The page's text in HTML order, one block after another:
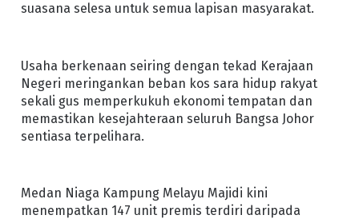
suasana selesa untuk semua lapisan masyarakat.
Usaha berkenaan seiring dengan tekad Kerajaan
Negeri meringankan beban kos sara hidup rakyat
sekali gus memperkukuh ekonomi tempatan dan
memastikan kesejahteraan seluruh Bangsa Johor
sentiasa terpelihara.
Medan Niaga Kampung Melayu Majidi kini
menempatkan 147 unit premis terdiri daripada